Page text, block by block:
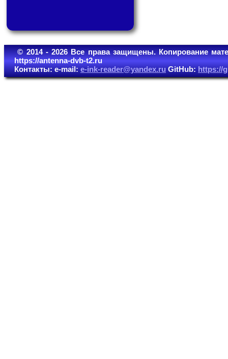
© 2014 - 2026 Все права защищены. Копирование
https://antenna-dvb-t2.ru
Контакты: e-mail:e-ink-reader@yandex.ruGitHub:https://